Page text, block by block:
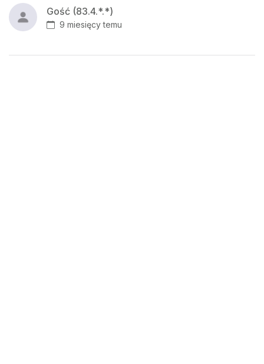
Gość (83.4.*.*)
9 miesięcy temu